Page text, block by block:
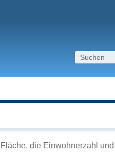
die Einwohnerzahl